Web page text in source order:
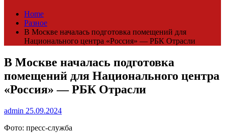
Home
Разное
В Москве началась подготовка помещений для
Национального центра «Россия» — РБК Отрасли
В Москве началась подготовка
помещений для Национального центра
«Россия» — РБК Отрасли
admin 25.09.2024
Фото: пресс-служба